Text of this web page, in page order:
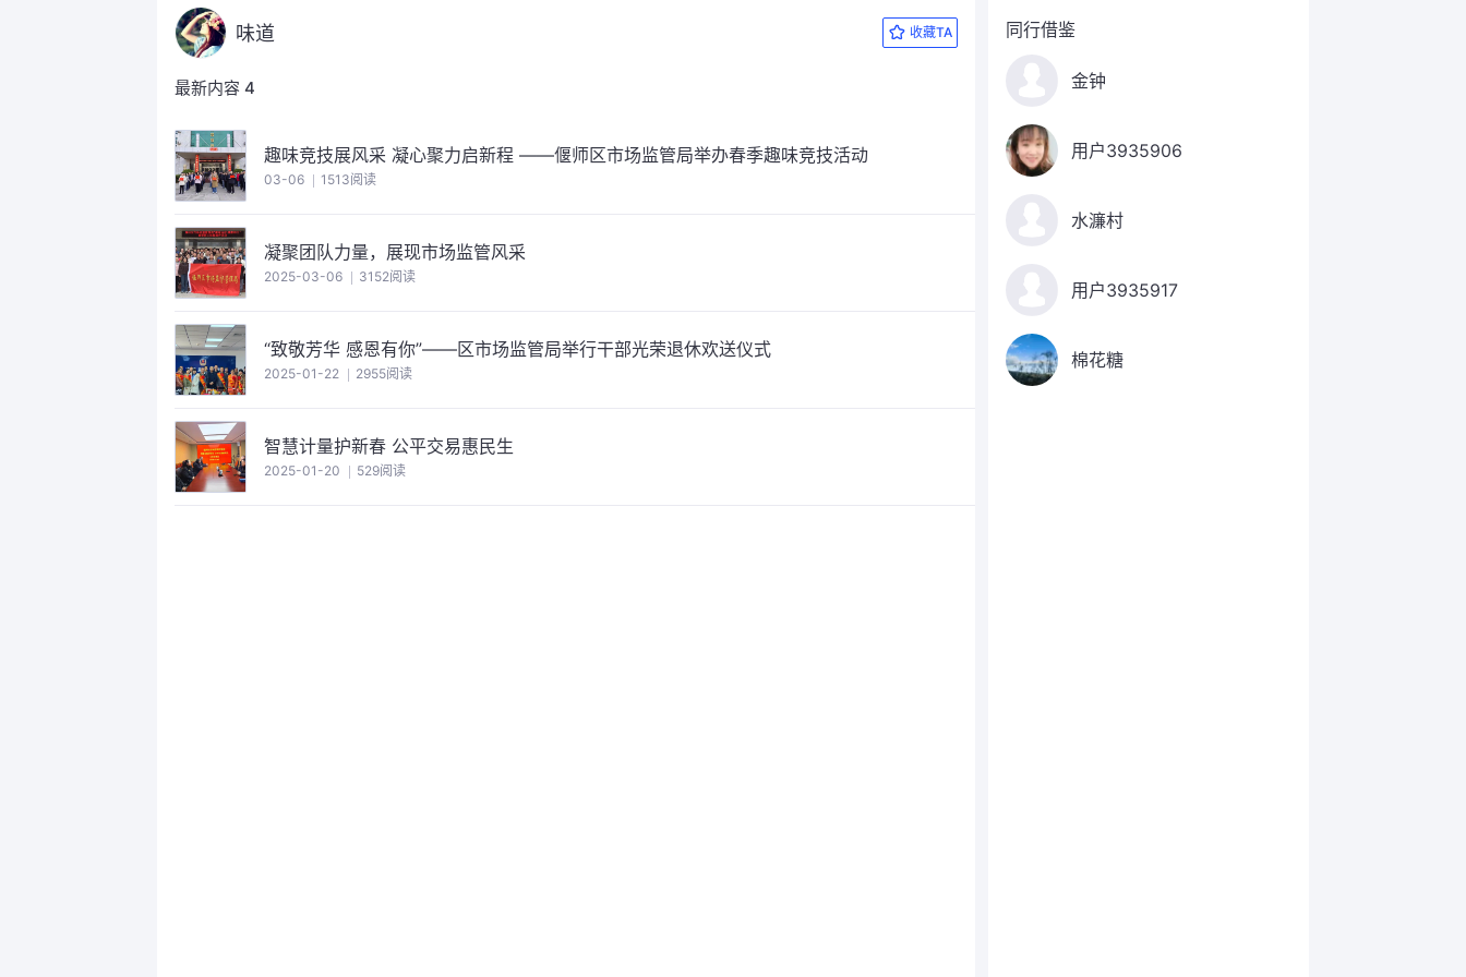
味道 收藏TA
最新内容 4
趣味竞技展风采 凝心聚力启新程 ——偃师区市场监管局举办春季趣味竞技活动
03-06 1513阅读
凝聚团队力量，展现市场监管风采
2025-03-06 3152阅读
“致敬芳华 感恩有你”——区市场监管局举行干部光荣退休欢送仪式
2025-01-22 2955阅读
智慧计量护新春 公平交易惠民生
2025-01-20 529阅读
同行借鉴
金钟
用户3935906
水濂村
用户3935917
棉花糖